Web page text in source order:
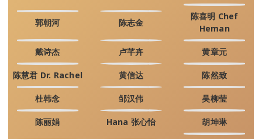
郭朝河 陈志金
陈喜明 Chef
Heman
戴诗杰 卢芊卉 黄章元
陈慧君 Dr. Rachel 黄信达 陈然致
杜韩念 邹汉伟 吴柳莹
陈丽娟 Hana 张心怡 胡坤琳